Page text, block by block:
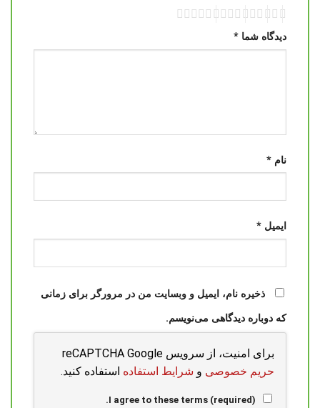
دیدگاه شما *
نام *
ایمیل *
ذخیره نام، ایمیل و وبسایت من در مرورگر برای زمانی
که دوباره دیدگاهی می‌نویسم.
برای امنیت، از سرویس reCAPTCHA Google
حریم خصوصی و شرایط استفاده استفاده کنید.
I agree to these terms (required).